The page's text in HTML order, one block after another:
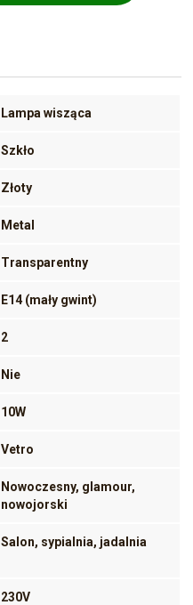
Lampa wisząca
Szkło
Złoty
Metal
Transparentny
E14 (mały gwint)
2
Nie
10W
Vetro
Nowoczesny, glamour,
nowojorski
Salon, sypialnia, jadalnia
230V